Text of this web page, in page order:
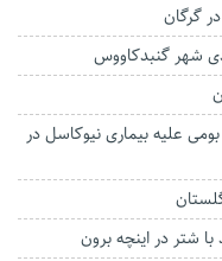
شهر گنبدکاووس
قطعه طیور بومی علیه بیماری نیوکاسل در